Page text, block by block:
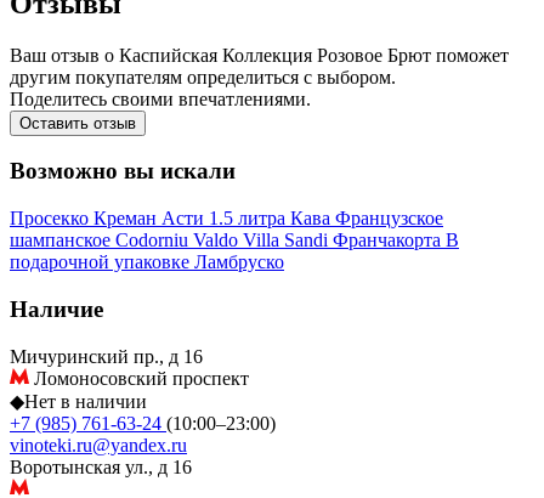
Ваш отзыв о Каспийская Коллекция Розовое Брют поможет
другим покупателям определиться с выбором.
Поделитесь своими впечатлениями.
Оставить отзыв
Возможно вы искали
Просекко Креман Асти 1.5 литра Кава Французское
шампанское Codorniu Valdo Villa Sandi Франчакорта В
подарочной упаковке Ламбруско
Наличие
Мичуринский пр., д 16
Ломоносовский проспект
◆Нет в наличии
+7 (985) 761-63-24 (10:00–23:00)
vinoteki.ru@yandex.ru
Воротынская ул., д 16